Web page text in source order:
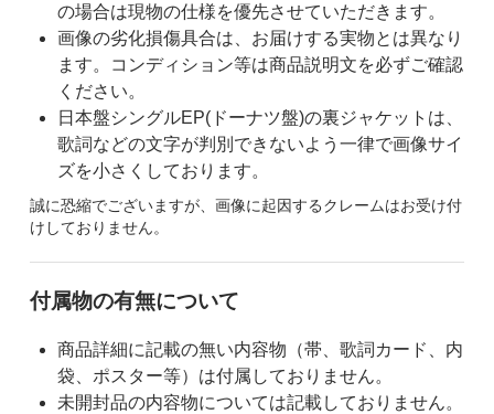
の場合は現物の仕様を優先させていただきます。
画像の劣化損傷具合は、お届けする実物とは異なり
ます。コンディション等は商品説明文を必ずご確認
ください。
日本盤シングルEP(ドーナツ盤)の裏ジャケットは、
歌詞などの文字が判別できないよう一律で画像サイ
ズを小さくしております。
誠に恐縮でございますが、画像に起因するクレームはお受け付
けしておりません。
付属物の有無について
商品詳細に記載の無い内容物（帯、歌詞カード、内
袋、ポスター等）は付属しておりません。
未開封品の内容物については記載しておりません。